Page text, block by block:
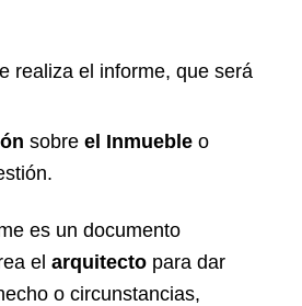
realiza el informe, que será
sobre el Inmuebleo
es un documento
el arquitectopara dar
o circunstancias,